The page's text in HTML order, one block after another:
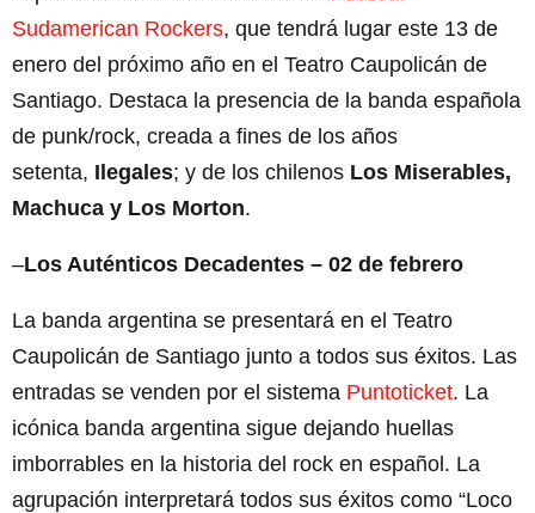
Sudamerican Rockers, que tendrá lugar este 13 de
enero del próximo año en el Teatro Caupolicán de
Santiago. Destaca la presencia de la banda española
de punk/rock, creada a fines de los años
setenta, Ilegales; y de los chilenos Los Miserables,
Machuca y Los Morton.
–Los Auténticos Decadentes – 02 de febrero
La banda argentina se presentará en el Teatro
Caupolicán de Santiago junto a todos sus éxitos. Las
entradas se venden por el sistema Puntoticket. La
icónica banda argentina sigue dejando huellas
imborrables en la historia del rock en español. La
agrupación interpretará todos sus éxitos como “Loco